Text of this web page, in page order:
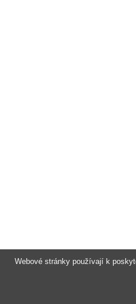
Webové stránky používají k